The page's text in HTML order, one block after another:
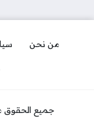
من نحن
جميع الحقوق